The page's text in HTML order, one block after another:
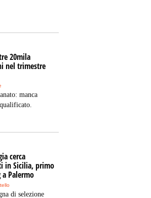
20mila
nel trimestre
manca
cerca
in Sicilia, primo
Palermo
di selezione